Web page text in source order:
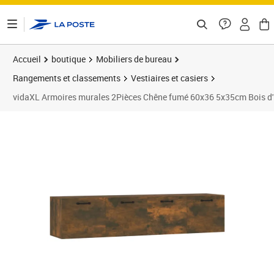
Accueil boutique
Mobiliers de bureau
Rangements et classements
Vestiaires et casiers
vidaXL Armoires murales 2Pièces Chêne fumé 60x36 5x35cm Bois